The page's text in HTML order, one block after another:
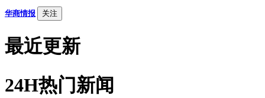
华商情报 关注
最近更新
24H热门新闻